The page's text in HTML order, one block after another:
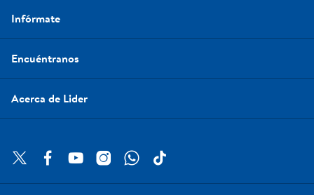
Infórmate
Encuéntranos
Acerca de Lider